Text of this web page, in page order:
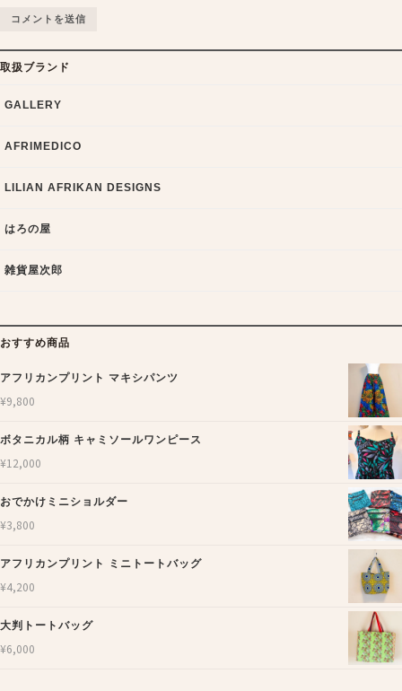
取扱ブランド
GALLERY
AFRIMEDICO
LILIAN AFRIKAN DESIGNS
はろの屋
雑貨屋次郎
おすすめ商品
アフリカンプリント マキシパンツ
¥9,800
ボタニカル柄 キャミソールワンピース
¥12,000
おでかけミニショルダー
¥3,800
アフリカンプリント ミニトートバッグ
¥4,200
大判トートバッグ
¥6,000